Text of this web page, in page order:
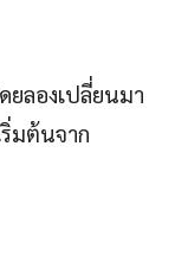
ยลองเปลี่ยนมา
มต้นจาก